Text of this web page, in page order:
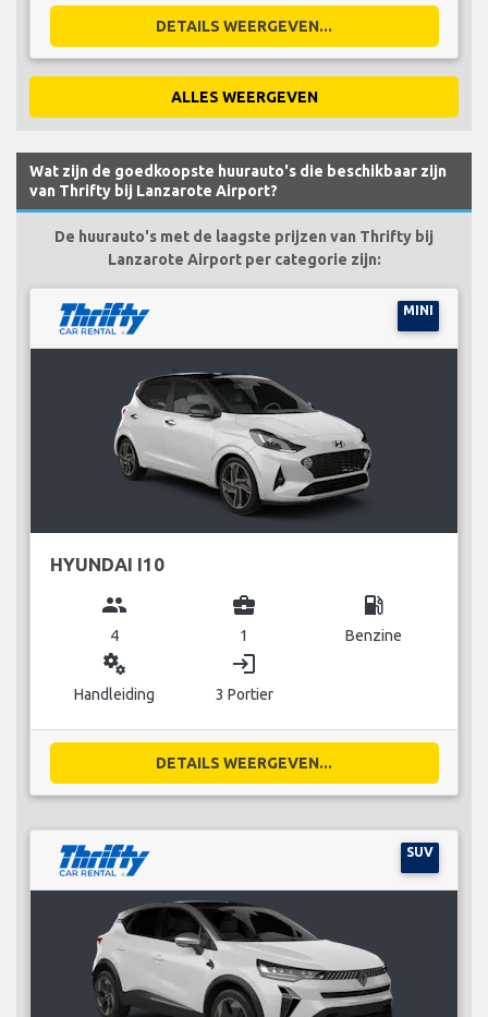
DETAILS WEERGEVEN...
ALLES WEERGEVEN
Wat zijn de goedkoopste huurauto's die beschikbaar zijn
van Thrifty bij Lanzarote Airport?
De huurauto's met de laagste prijzen van Thrifty bij
Lanzarote Airport per categorie zijn:
MINI
HYUNDAI I10
group
4
business_center
1
local_gas_station
Benzine
miscellaneous_services
Handleiding
login
3 Portier
DETAILS WEERGEVEN...
SUV